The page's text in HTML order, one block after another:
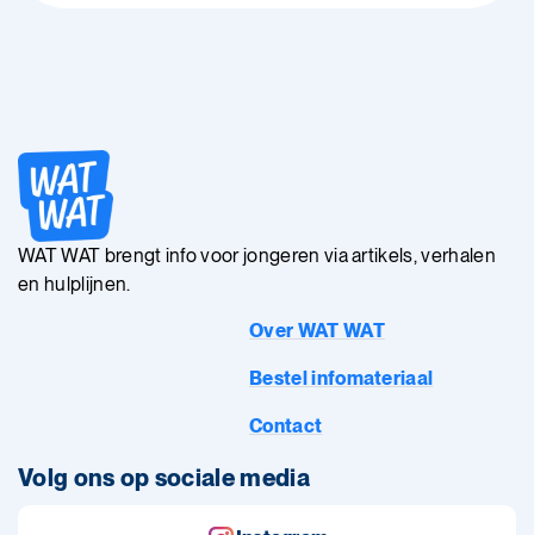
WAT WAT brengt info voor jongeren via artikels, verhalen
en hulplijnen.
Over WAT WAT
Bestel infomateriaal
Contact
Volg ons op sociale media